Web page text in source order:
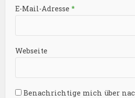
E-Mail-Adresse*
Webseite
Benachrichtige mich über